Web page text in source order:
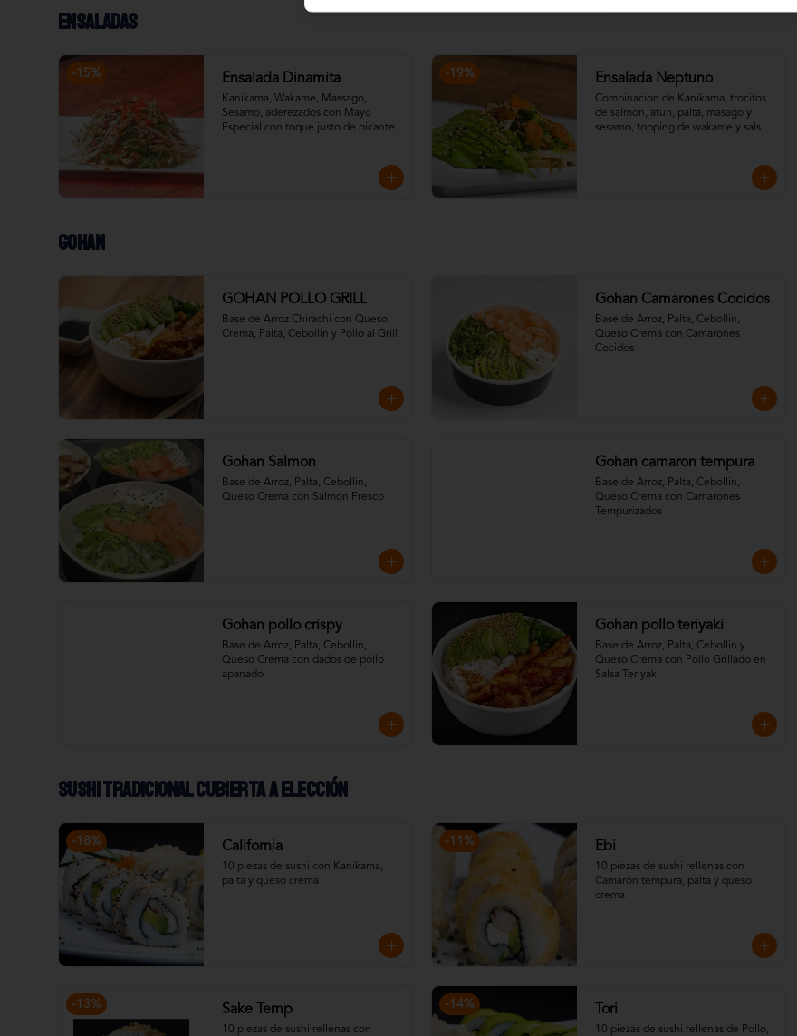
Ensaladas
-15% Ensalada Dinamita
Kanikama, Wakame, Massago,
Sesamo, aderezados con Mayo
Especial con toque justo de picante.
-19% Ensalada Neptuno
Combinacion de Kanikama, trocitos
de salmon, atun, palta, masago y
sesamo, topping de wakame y salsa
Gohan
GOHAN POLLO GRILL
Base de Arroz Chirachi con Queso
Crema, Palta, Cebollin y Pollo al Grill
Gohan Camarones Cocidos
Base de Arroz, Palta, Cebollin,
Queso Crema con Camarones
Cocidos
Gohan Salmon
Base de Arroz, Palta, Cebollin,
Queso Crema con Salmon Fresco
Gohan camaron tempura
Base de Arroz, Palta, Cebollin,
Queso Crema con Camarones
Tempurizados
Gohan pollo crispy
Base de Arroz, Palta, Cebollin,
Queso Crema con dados de pollo
apanado
Gohan pollo teriyaki
Base de Arroz, Palta, Cebollin y
Queso Crema con Pollo Grillado en
Salsa Teriyaki
Sushi Tradicional cubierta a elección
-18% California
10 piezas de sushi con Kanikama,
palta y queso crema
-11 % Ebi
10 piezas de sushi rellenas con
Camarón tempura, palta y queso
crema
-13% Sake Temp
10 piezas de sushi rellenas con
-14% Tori
10 piezas de sushi rellenas de Pollo,